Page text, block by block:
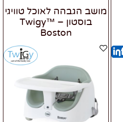
מושב הגבהה לאוכל טוויגי
בוסטון – ™Twigy
Boston